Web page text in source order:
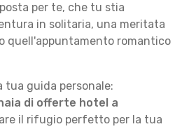
per te, che tu stia
in solitaria, una meritata
quell'appuntamento romantico
tua guida personale:
di offerte hotel a
il rifugio perfetto per la tua